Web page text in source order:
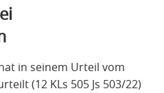
in seinem Urteil vom
(12 KLs 505 Js 503/22)